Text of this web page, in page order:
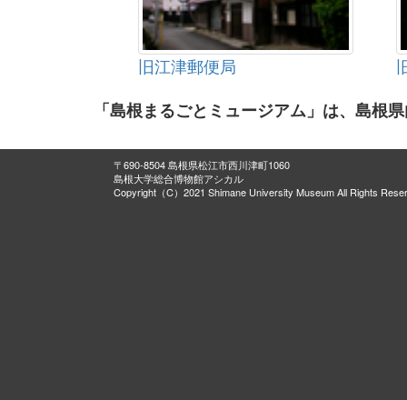
旧江津郵便局
「島根まるごとミュージアム」は、島根
〒690-8504 島根県松江市西川津町1060
島根大学総合博物館アシカル
Copyright（C）2021 Shimane University Museum All Rights